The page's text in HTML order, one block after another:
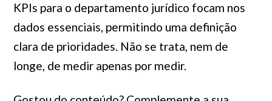
KPIs para o departamento jurídico focam nos
dados essenciais, permitindo uma definição
clara de prioridades. Não se trata, nem de
longe, de medir apenas por medir.